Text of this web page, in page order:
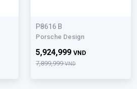
P8616 B
Porsche Design
7,899,999VND
5,924,999 VND